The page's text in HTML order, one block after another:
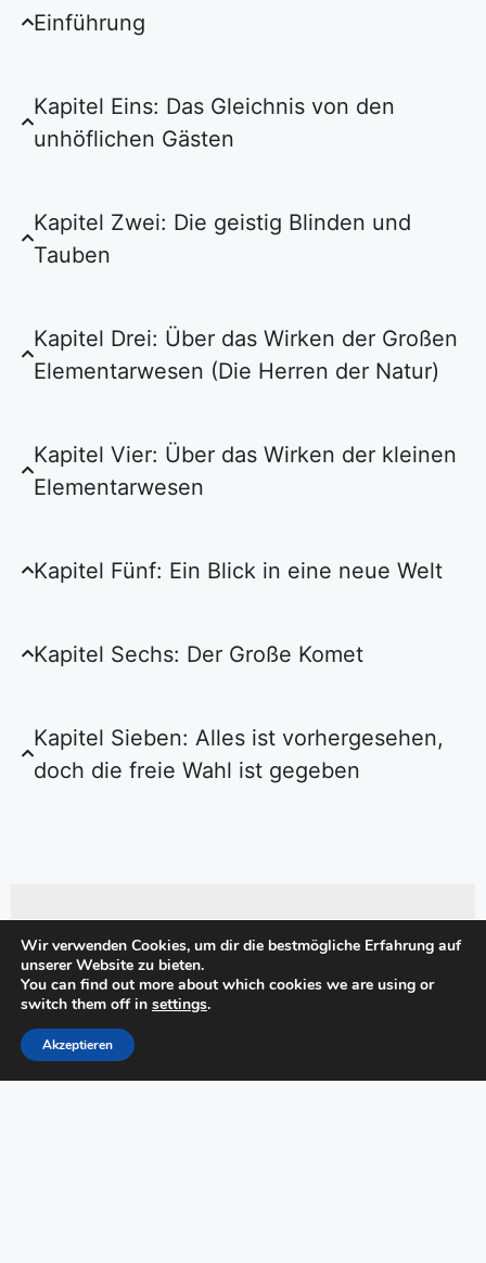
Einführung
Kapitel Eins: Das Gleichnis von den
unhöflichen Gästen
Kapitel Zwei: Die geistig Blinden und
Tauben
Kapitel Drei: Über das Wirken der Großen
Elementarwesen (Die Herren der Natur)
Kapitel Vier: Über das Wirken der kleinen
Elementarwesen
Kapitel Fünf: Ein Blick in eine neue Welt
Kapitel Sechs: Der Große Komet
Kapitel Sieben: Alles ist vorhergesehen,
doch die freie Wahl ist gegeben
Um Erinnerungen für
Veranstaltungen zu erhalten
Wir verwenden Cookies, um dir die bestmögliche Erfahrung auf
unserer Website zu bieten.
You can find out more about which cookies we are using or
switch them off in settings.
Akzeptieren